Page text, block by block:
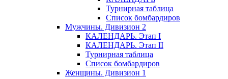
Турнирная таблица
Список бомбардиров
Мужчины. Дивизион 2
КАЛЕНДАРЬ. Этап I
КАЛЕНДАРЬ. Этап II
Турнирная таблица
Список бомбардиров
Женщины. Дивизион 1